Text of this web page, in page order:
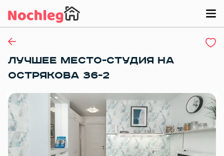
ЛУЧШЕЕ МЕСТО-СТУДИЯ НА
ОСТРЯКОВА 36-2